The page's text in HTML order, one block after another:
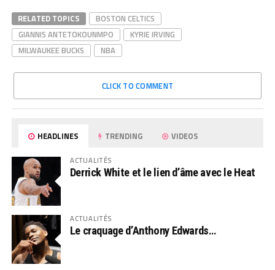
RELATED TOPICS
BOSTON CELTICS
GIANNIS ANTETOKOUNMPO
KYRIE IRVING
MILWAUKEE BUCKS
NBA
CLICK TO COMMENT
HEADLINES TRENDING VIDEOS
ACTUALITÉS
Derrick White et le lien d’âme avec le Heat
ACTUALITÉS
Le craquage d’Anthony Edwards…